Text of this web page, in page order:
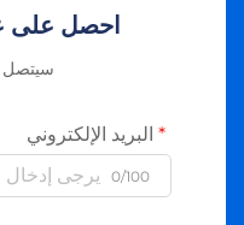
احصل
سيتصل
البريد الإلكتروني
0/100